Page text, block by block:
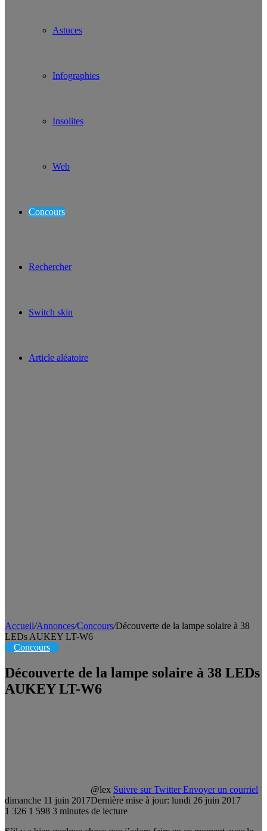
Astuces
Infographies
Insolites
Web
Concours
Rechercher
Switch skin
Article aléatoire
Accueil/Annonces/Concours/Découverte de la lampe solaire à 38
LEDs AUKEY LT-W6
Concours
Découverte de la lampe solaire à 38 LEDs
AUKEY LT-W6
@lex Suivre sur Twitter Envoyer un courriel
dimanche 11 juin 2017Dernière mise à jour: lundi 26 juin 2017
1 326 1 598 3 minutes de lecture